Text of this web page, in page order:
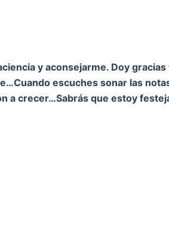
y aconsejarme. Doy
Cuando escuches sonar las
a crecer…Sabrás que estoy